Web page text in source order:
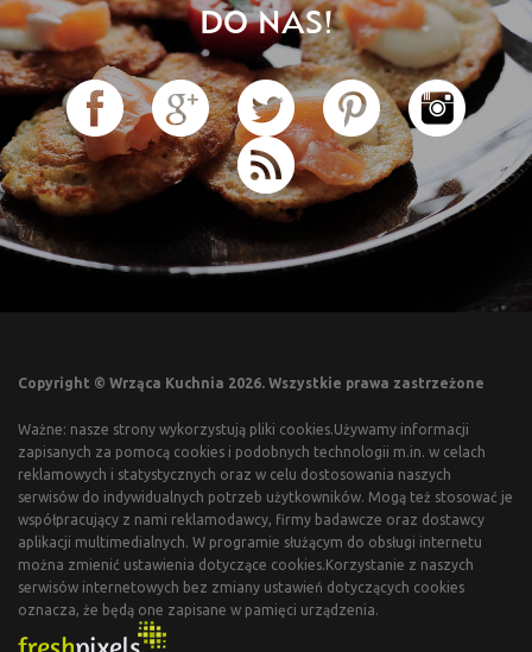
DO NAS!
Copyright © Wrząca Kuchnia 2026. Wszystkie prawa zastrzeżone
Ważne: nasze strony wykorzystują pliki cookies.Używamy informacji
zapisanych za pomocą cookies i podobnych technologii m.in. w celach
reklamowych i statystycznych oraz w celu dostosowania naszych
serwisów do indywidualnych potrzeb użytkowników. Mogą też stosować je
współpracujący z nami reklamodawcy, firmy badawcze oraz dostawcy
aplikacji multimedialnych. W programie służącym do obsługi internetu
można zmienić ustawienia dotyczące cookies.Korzystanie z naszych
serwisów internetowych bez zmiany ustawień dotyczących cookies
oznacza, że będą one zapisane w pamięci urządzenia.